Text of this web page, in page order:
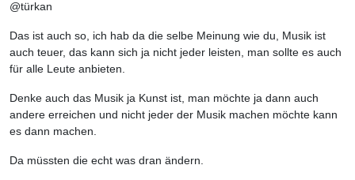
@türkan
Das ist auch so, ich hab da die selbe Meinung wie du, Musik ist
auch teuer, das kann sich ja nicht jeder leisten, man sollte es auch
für alle Leute anbieten.
Denke auch das Musik ja Kunst ist, man möchte ja dann auch
andere erreichen und nicht jeder der Musik machen möchte kann
es dann machen.
Da müssten die echt was dran ändern.